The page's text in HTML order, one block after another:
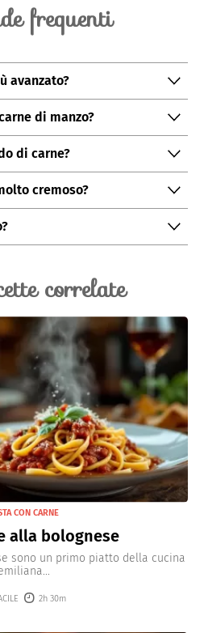
frequenti
avanzato?
e rende il piatto ancora
di manzo?
leggermente più
di carne?
usare
cremoso?
correlate
CON CARNE
alla bolognese
sono un primo piatto della cucina
2h 30m